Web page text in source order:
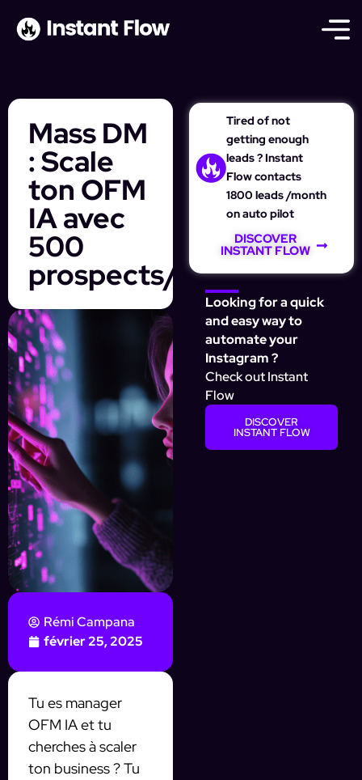
Mass DM
: Scale
ton OFM
IA avec
500
prospects/jour
Rémi Campana
février 25, 2025
Tu es manager
OFM IA et tu
cherches à scaler
ton business ? Tu
Tired of not
getting enough
leads ? Instant
Flow contacts
1800 leads /month
on auto pilot
DISCOVER
INSTANT FLOW
Looking for a quick
and easy way to
automate your
Instagram ?
Check out Instant
Flow
DISCOVER
INSTANT FLOW